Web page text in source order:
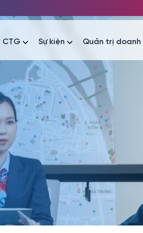
tin Sự kiện
CTG Sự kiện Quản trị doanh
tin Tài liệu